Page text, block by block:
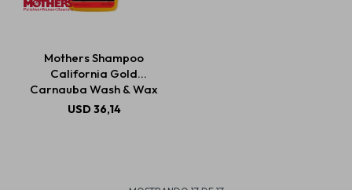
Mothers Shampoo
California Gold
Carnauba Wash & Wax
1892ml
USD36,14